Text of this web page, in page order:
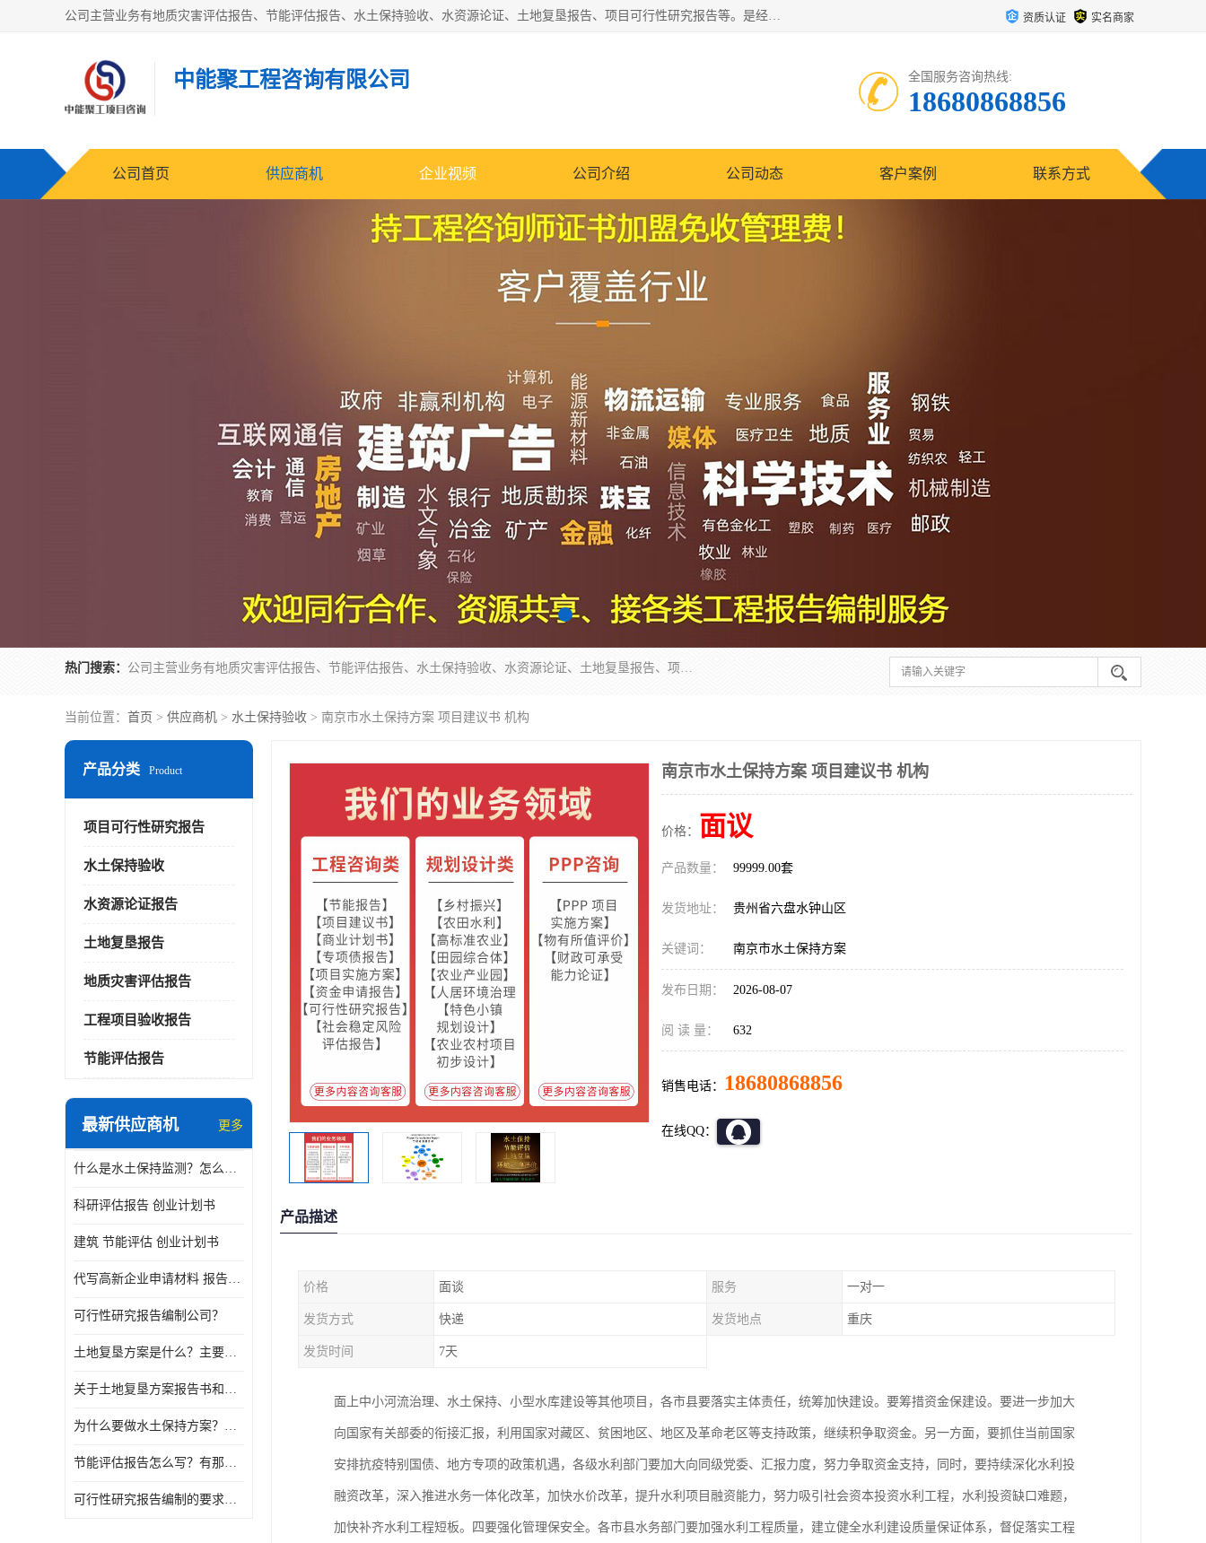
公司主营业务有地质灾害评估报告、节能评估报告、水土保持验收、水资源论证、土地复垦报告、项目可行性研究报告等。是经国家工商总局批准，在法律、法规、决定规定禁止的不得经营；法律、法规、决定规定应当许可（审批）的，经审批机关批准后凭许可（审批）文件经营;法律、法规，市场主体自主选择经营。 资质认证 实名商家
中能聚工程咨询有限公司 全国服务咨询热线:
18680868856
公司首页 供应商机 企业视频 公司介绍 公司动态 客户案例 联系方式
热门搜索： 公司主营业务有地质灾害评估报告、节能评估报告、水土保持验收、水资源论证、土地复垦报告、项目可行性研究报告等。是经国家工商总局批准，在法律、法规、决定规定禁止的不得经营；法律、法规、决定规定应当许可（审批）的，经审批机关批准后凭许可（审批）文件经营;法律、法规，市场主体自主选择经营。
当前位置： 首页 > 供应商机 > 水土保持验收 > 南京市水土保持方案 项目建议书 机构
产品分类 Product
项目可行性研究报告
水土保持验收
水资源论证报告
土地复垦报告
地质灾害评估报告
工程项目验收报告
节能评估报告
最新供应商机 更多
什么是水土保持监测？怎么做水土保持监测？
科研评估报告 创业计划书
建筑 节能评估 创业计划书
代写高新企业申请材料 报告公司
可行性研究报告编制公司？
土地复垦方案是什么？主要编制什么内容？
关于土地复垦方案报告书和报告表编制的问题？
为什么要做水土保持方案？需要验收水保方案吗？
节能评估报告怎么写？有那些要求？
可行性研究报告编制的要求？什么是可行性研究报告？
南京市水土保持方案 项目建议书 机构
价格： 面议
产品数量： 99999.00套
发货地址： 贵州省六盘水钟山区
关键词： 南京市水土保持方案
发布日期： 2026-08-07
阅 读 量： 632
销售电话： 18680868856
在线QQ：
产品描述
价格 面谈 服务 一对一
发货方式 快递 发货地点 重庆
发货时间 7天
面上中小河流治理、水土保持、小型水库建设等其他项目，各市县要落实主体责任，统筹加快建设。要筹措资金保建设。要进一步加大
向国家有关部委的衔接汇报，利用国家对藏区、贫困地区、地区及革命老区等支持政策，继续积争取资金。另一方面，要抓住当前国家
安排抗疫特别国债、地方专项的政策机遇，各级水利部门要加大向同级党委、汇报力度，努力争取资金支持，同时，要持续深化水利投
融资改革，深入推进水务一体化改革，加快水价改革，提升水利项目融资能力，努力吸引社会资本投资水利工程，水利投资缺口难题，
加快补齐水利工程短板。四要强化管理保安全。各市县水务部门要加强水利工程质量，建立健全水利建设质量保证体系，督促落实工程